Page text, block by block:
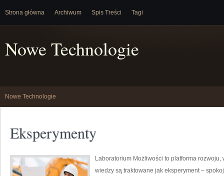
Strona główna Archiwum Spis Treści Tagi
Nowe Technologie
Nowe Technologie
Eksperymenty
Laboratorium Możliwości to platforma
wiedzy są traktowane jak eksperyment –